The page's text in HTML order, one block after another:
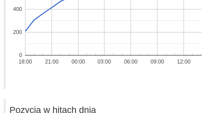
18:00 21:00 00:00 03:00 06:00 09:00 12:00
0
200
400
Pozycja w hitach dnia